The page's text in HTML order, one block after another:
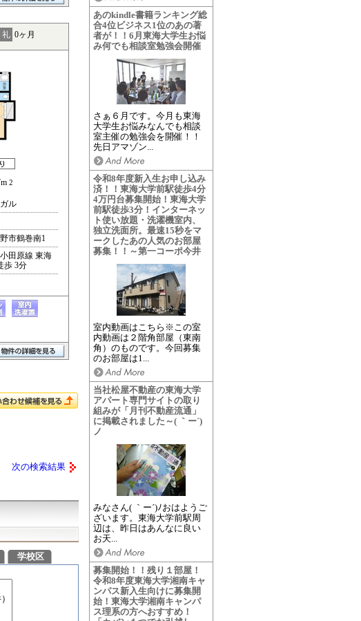
あのkindle書籍ランキング総
合4位ビジネス1位のあの著
者が！！6月東海大学生お悩
み何でも相談室勉強会開催
さぁ６月です。今月も東海
大学生お悩みなんでも相談
室主催の勉強会を開催！！
先日アマゾン...
令和8年度新入生お申し込み
済！！東海大学前駅徒歩4分
4万円台募集開始！東海大学
前駅徒歩3分！インターネッ
ト使い放題・洗濯機室内、
独立洗面所。最速15秒をマ
ークしたあの人気のお部屋
募集！！～第一コーポ今井
室内動画はこちら※この室
内動画は２階角部屋（東南
角）のものです。今回募集
のお部屋は1...
当社松屋不動産の東海大学
アパート専門サイトの取り
組みが「月刊不動産流通」
に掲載されました～( ｀ー´)
ノ
みなさん( ｀ー´)ﾉおはようご
ざいます。東海大学前駅周
辺は、昨日はあんなに良い
お天...
募集開始！！残り１部屋！
令和8年度東海大学湘南キャ
ンパス新入生向けに募集開
始！東海大学湘南キャンパ
ス理系の方へおすすめ！
礼 0ヶ月
2
ル
市鶴巻南1
田原線 東海
歩 3分
次の検索結果
学校区